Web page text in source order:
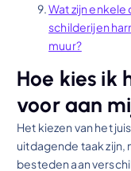
Wat zijn
schilderijen
muur?
Hoe kies ik
voor aan
Het kiezen van het
uitdagende taak zijn,
besteden aan